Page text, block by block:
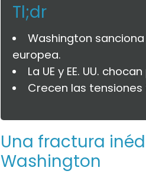
Tl;dr
Washington
europea.
La UE y EE. UU.
Crecen las
Una fractura
Washington